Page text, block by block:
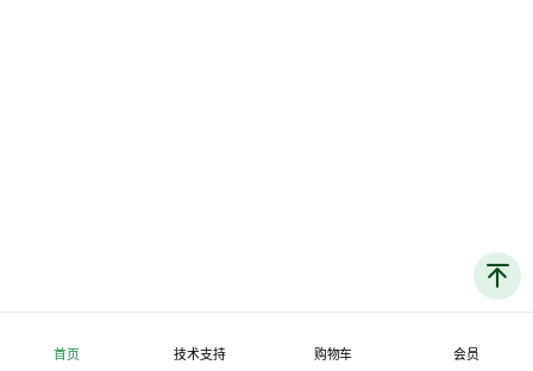
首页 技术支持 购物车 会员